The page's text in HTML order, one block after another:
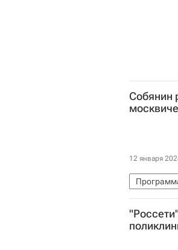
Собянин
12 января